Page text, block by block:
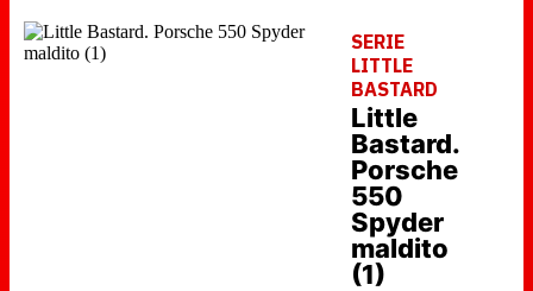
SERIE
LITTLE
BASTARD
Little
Bastard.
Porsche
550
Spyder
maldito
(1)